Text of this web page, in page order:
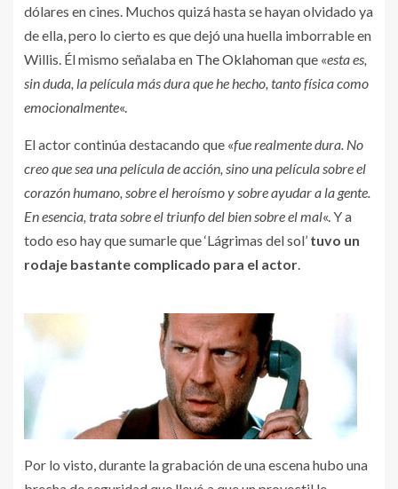
dólares en cines. Muchos quizá hasta se hayan olvidado ya
de ella, pero lo cierto es que dejó una huella imborrable en
Willis. Él mismo señalaba en The Oklahomanque «esta es,
sin duda, la película más dura que he hecho, tanto física como
emocionalmente«.
El actor continúa destacando que «fue realmente dura. No
creo que sea una película de acción, sino una película sobre el
corazón humano, sobre el heroísmo y sobre ayudar a la gente.
En esencia, trata sobre el triunfo del bien sobre el mal«. Y a
todo eso hay que sumarle que ‘Lágrimas del sol’ tuvo un
rodaje bastante complicado para el actor
Por lo visto, durante la grabación de una escena hubo una